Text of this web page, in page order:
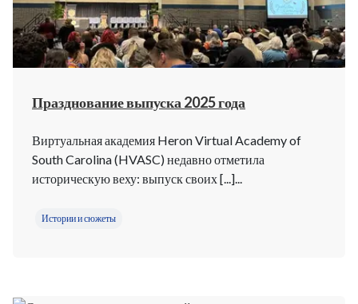
Празднование выпуска 2025 года
Виртуальная академия Heron Virtual Academy of
South Carolina (HVASC) недавно отметила
историческую веху: выпуск своих [...]...
Истории и сюжеты